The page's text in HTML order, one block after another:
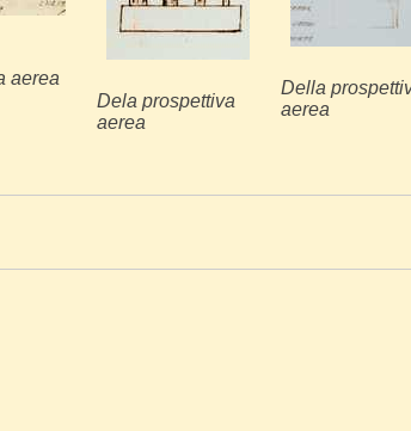
aerea
Dela prospettiva
aerea
Della
aerea